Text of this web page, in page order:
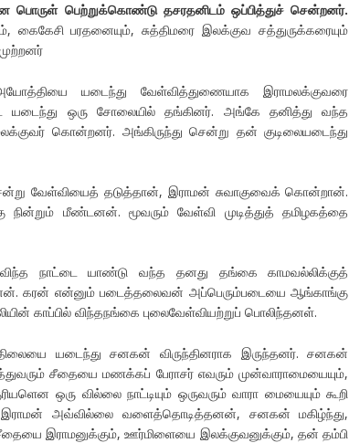
பொருள் பெற்றுக்கொண்டு தசரதனிடம் ஒப்பித்துச் சென்றனர்.
கைகேசி பரதனையும், சுத்திமரை இலக்குவ சத்துருக்கரையும்
யடைந்து வேள்வித்துணையாக இராமலக்குவரை
ஒரு சோலையில் தங்கினர். அங்கே தனித்து வந்த
கொன்றனர். அங்கிருந்து சென்று தன் குடிலையடைந்து
வேள்வியைத் தடுத்தான், இராமன் சுவாகுவைக் கொன்றான்.
மீண்டனன். மூவரும் வேள்வி முடித்துத் தமிழகத்தை
நாட்டை யாண்டு வந்த தனது தங்கை காமவல்லிக்குத்
கரன் என்னும் படைத்தலைவன் அப்பெரும்படையை ஆங்காங்கு
காப்பில் விந்தநங்கை புலைவேள்வியற்றுப் பொலிந்தனள்.
யடைந்து சனகன் விருந்தினராக இருந்தனர். சனகன்
சீதையை மணக்கப் பேராசர் எவரும் முன்வாராமையையும்,
ஒரு வில்லை நாட்டியும் ஒருவரும் வாரா மையையும் கூறி
இராமன் அவ்வில்லை வளைத்தொடித்தனன், சனகன் மகிழ்ந்து,
இராமனுக்கும், ஊர்மிளையை இலக்குவனுக்கும், தன் தம்பி